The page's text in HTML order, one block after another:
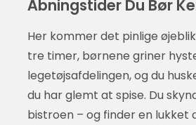
Åbningstider Du Bør
Her kommer det pinlige
tre timer, børnene griner
legetøjsafdelingen, og du
du har glemt at spise. Du
bistroen – og finder en lukket